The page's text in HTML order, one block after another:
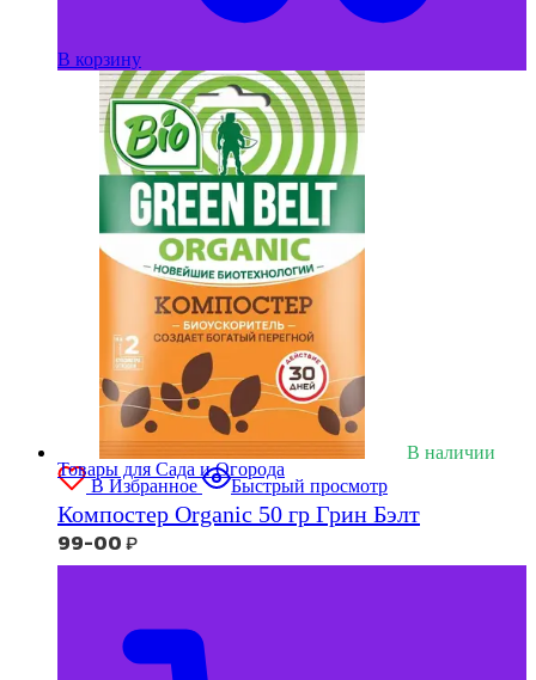
В корзину
В наличии
В Избранное
Быстрый просмотр
Товары для Сада и Огорода
Компостер Organic 50 гр Грин Бэлт
99-00₽